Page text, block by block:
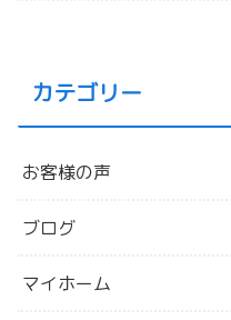
カテゴリー
お客様の声
ブログ
マイホーム